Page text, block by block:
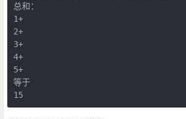
总和：
1+
2+
3+
4+
5+
等于
15